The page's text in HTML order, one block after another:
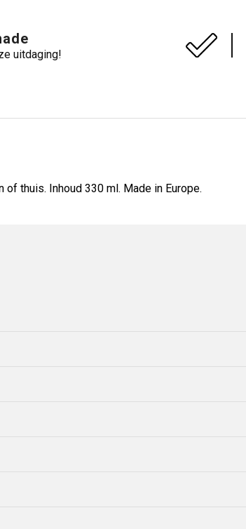
uitdaging!
thuis. Inhoud 330 ml. Made in Europe.